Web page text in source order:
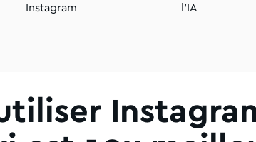
Instagram
l'IA